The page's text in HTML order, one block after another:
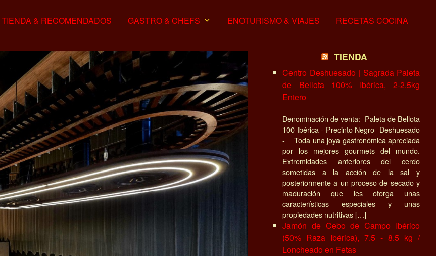
TIENDA & RECOMENDADOS GASTRO & CHEFS ENOTURISMO & VIAJES RECETAS COCINA
TIENDA
Centro Deshuesado | Sagrada Paleta
de Bellota 100% Ibérica, 2-2.5kg
Entero
Denominación de venta: Paleta de Bellota
100 Ibérica - Precinto Negro- Deshuesado
- Toda una joya gastronómica apreciada
por los mejores gourmets del mundo.
Extremidades anteriores del cerdo
sometidas a la acción de la sal y
posteriormente a un proceso de secado y
maduración que les otorga unas
características especiales y unas
propiedades nutritivas […]
Jamón de Cebo de Campo Ibérico
(50% Raza Ibérica), 7.5 - 8.5 kg /
Loncheado en Fetas